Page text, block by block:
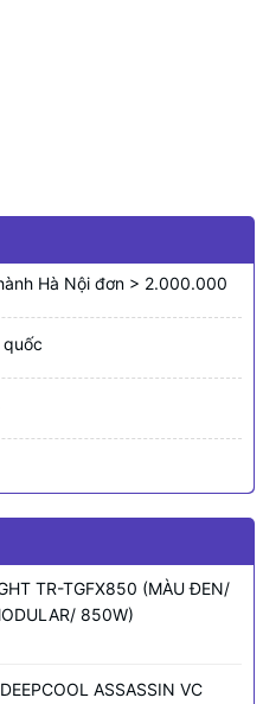
Hà Nội đơn > 2.000.000
quốc
TR-TGFX850 (MÀU ĐEN/
850W)
ASSASSIN VC